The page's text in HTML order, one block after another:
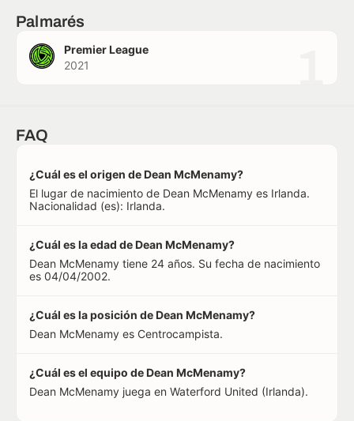
Palmarés
Premier League
2021
FAQ
¿Cuál es el origen de Dean McMenamy?
El lugar de nacimiento de Dean McMenamy es Irlanda.
Nacionalidad (es): Irlanda.
¿Cuál es la edad de Dean McMenamy?
Dean McMenamy tiene 24 años. Su fecha de nacimiento
es 04/04/2002.
¿Cuál es la posición de Dean McMenamy?
Dean McMenamy es Centrocampista.
¿Cuál es el equipo de Dean McMenamy?
Dean McMenamy juega en Waterford United (Irlanda).